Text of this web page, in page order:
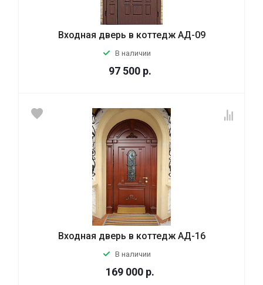
Входная дверь в коттедж АД-09
В наличии
97 500 р.
Входная дверь в коттедж АД-16
В наличии
169 000 р.